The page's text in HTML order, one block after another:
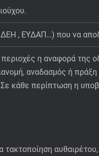
, ΕΥΔΑΠ…) που να
η αναφορά της
αναδασµός ή
κάθε περίπτωση η
τακτοποίηση